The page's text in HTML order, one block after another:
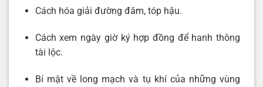
Cách hóa giải đường đâm, tóp hậu.
Cách xem ngày giờ ký hợp đồng để hanh thông
tài lộc.
Bí mật về long mạch và tụ khí của những vùng